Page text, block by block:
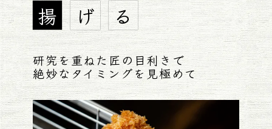
揚 げ る
研究を重ねた匠の目利きで
絶妙なタイミングを見極めて